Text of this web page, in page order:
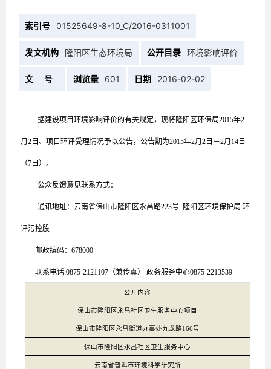
索引号 01525649-8-10_C/2016-0311001
发文机构 隆阳区生态环境局 公开目录 环境影响评价
文 号 浏览量 601 日期 2016-02-02
据建设项目环境影响评价的有关规定，现将隆阳区环保局2015年2
月 2 日、项目环评受理情况予以公告，公告期为2015年2月 2 日－2月 14 日
（7日）。
公众反馈意见联系方式：
通讯地址：云南省保山市隆阳区永昌路223号 隆阳区环境保护局 环
评污控股
邮政编码：678000
联系电话:0875-2121107（兼传真） 政务服务中心0875-2213539
公开内容
保山市隆阳区永昌社区卫生服务中心项目
保山市隆阳区永昌街道办事处九龙路166号
保山市隆阳区永昌社区卫生服务中心
云南省普洱市环境科学研究所